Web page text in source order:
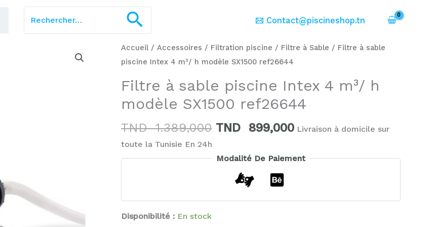
Rechercher Contact@piscineshop.tn
Accueil / Accessoires / Filtration piscine / Filtre à Sable / Filtre à sable
piscine Intex 4 m³/ h modèle SX1500 ref26644
Filtre à sable piscine Intex 4 m³/ h
modèle SX1500 ref26644
TND1.389,000
Le
prix
était :
TND
TND 899,000
Le
est :
TND
Livraison à domicile sur
toute la Tunisie En 24h
Modalité De Paiement
Disponibilité : En stock
quantité
de
à
sable
Intex
4
m³/
SX1500
ref26644